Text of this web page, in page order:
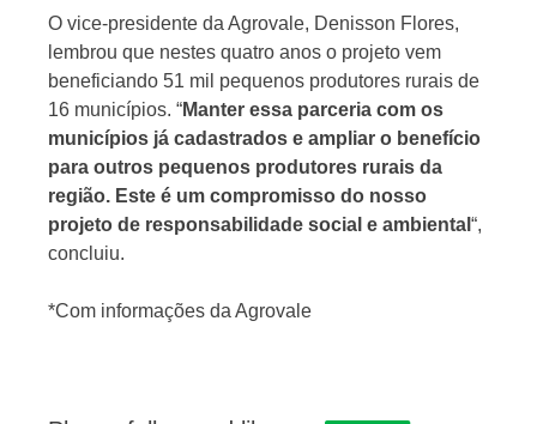
O vice-presidente da Agrovale, Denisson Flores,
lembrou que nestes quatro anos o projeto vem
beneficiando 51 mil pequenos produtores rurais de
16 municípios. “Manter essa parceria com os
municípios já cadastrados e ampliar o benefício
para outros pequenos produtores rurais da
região. Este é um compromisso do nosso
projeto de responsabilidade social e ambiental “,
concluiu.
*Com informações da Agrovale